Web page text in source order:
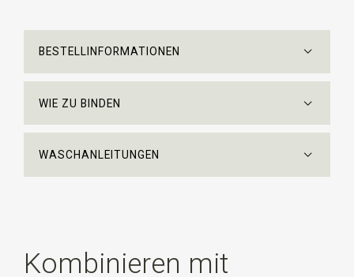
BESTELLINFORMATIONEN
WIE ZU BINDEN
WASCHANLEITUNGEN
Kombinieren mit